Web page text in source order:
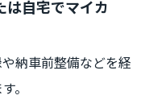
自宅でマイカ
納車前整備などを経
。